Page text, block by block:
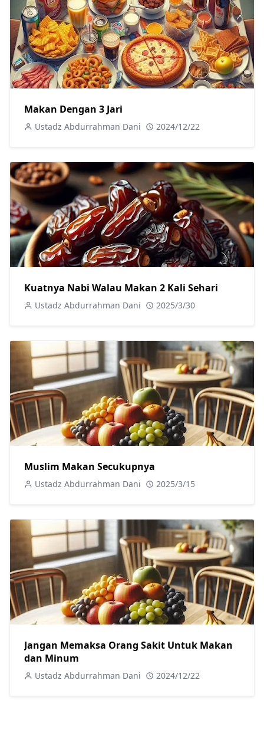
Makan Dengan 3 Jari
Ustadz Abdurrahman Dani 2024/12/22
Kuatnya Nabi Walau Makan 2 Kali Sehari
Ustadz Abdurrahman Dani 2025/3/30
Muslim Makan Secukupnya
Ustadz Abdurrahman Dani 2025/3/15
Jangan Memaksa Orang Sakit Untuk Makan
dan Minum
Ustadz Abdurrahman Dani 2024/12/22